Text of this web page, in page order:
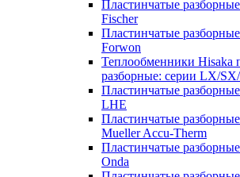
Пластинчатые
Fischer
Пластинчатые
Forwon
Теплообменники Hisaka
разборные: серии LX/
Пластинчатые
LHE
Пластинчатые
Mueller Accu-Therm
Пластинчатые
Onda